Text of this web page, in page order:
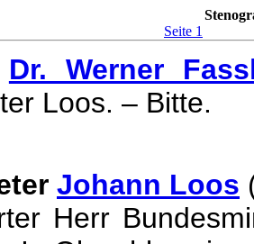
Seite 1
Dr. Werner
Loos. – Bitte.
Johann Loos
Herr